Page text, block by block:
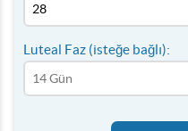
Luteal Faz (isteğe bağlı):